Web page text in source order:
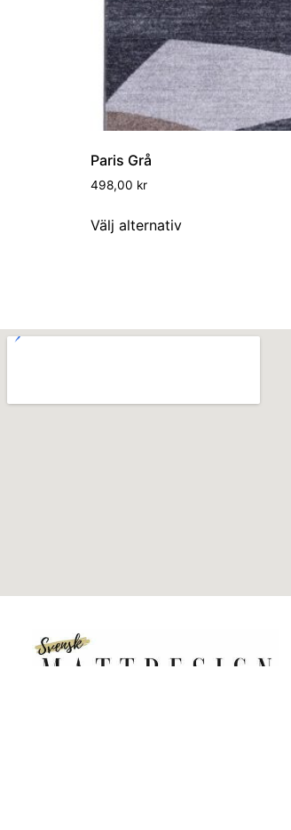
Paris Grå
498,00 kr
Välj alternativ